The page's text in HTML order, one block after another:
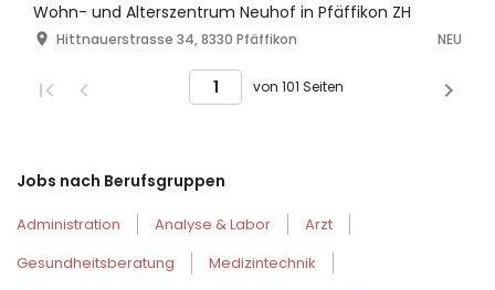
Wohn- und Alterszentrum Neuhof in Pfäffikon ZH
Hittnauerstrasse 34, 8330 Pfäffikon NEU
von 101 Seiten
Jobs nach Berufsgruppen
Administration Analyse & Labor
Arzt
Gesundheitsberatung
Medizintechnik